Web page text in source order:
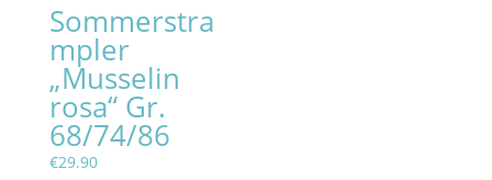
Sommerstra
mpler
„Musselin
rosa“ Gr.
68/74/86
€29.90